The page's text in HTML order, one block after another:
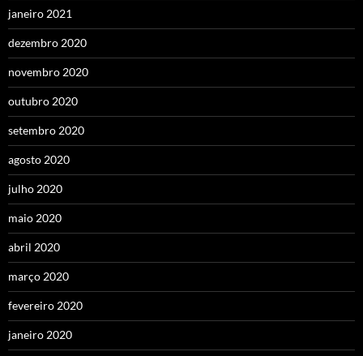
janeiro 2021
dezembro 2020
novembro 2020
outubro 2020
setembro 2020
agosto 2020
julho 2020
maio 2020
abril 2020
março 2020
fevereiro 2020
janeiro 2020